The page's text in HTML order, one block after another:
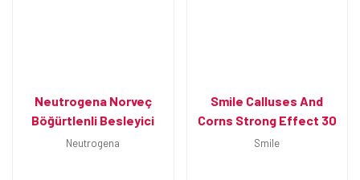
Neutrogena Norveç
Böğürtlenli Besleyici
Ayak Kremi 100 ml
Neutrogena
Smile Calluses And
Corns Strong Effect 30
Ml
Smile